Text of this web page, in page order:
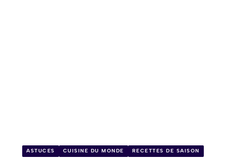
ASTUCES CUISINE DU MONDE RECETTES DE SAISON